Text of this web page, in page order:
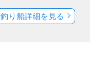
釣り船詳細を見る